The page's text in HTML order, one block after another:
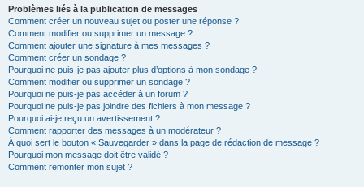
Problèmes liés à la publication de messages
Comment créer un nouveau sujet ou poster une réponse ?
Comment modifier ou supprimer un message ?
Comment ajouter une signature à mes messages ?
Comment créer un sondage ?
Pourquoi ne puis-je pas ajouter plus d’options à mon sondage ?
Comment modifier ou supprimer un sondage ?
Pourquoi ne puis-je pas accéder à un forum ?
Pourquoi ne puis-je pas joindre des fichiers à mon message ?
Pourquoi ai-je reçu un avertissement ?
Comment rapporter des messages à un modérateur ?
À quoi sert le bouton « Sauvegarder » dans la page de rédaction de message ?
Pourquoi mon message doit être validé ?
Comment remonter mon sujet ?